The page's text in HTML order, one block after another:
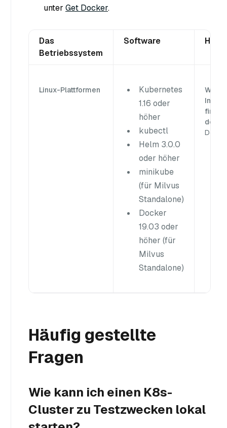
unter Get Docker.
Das
Betriebssystem
Software
Linux-Plattformen
Kubernetes
1.16 oder
höher
kubectl
Helm 3.0.0
oder höher
minikube
(für Milvus
Standalone)
Docker
19.03 oder
höher (für
Milvus
Standalone)
den
Docs
Häufig gestellte
Fragen
Wie kann ich einen K8s-
Cluster zu Testzwecken lokal